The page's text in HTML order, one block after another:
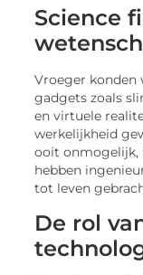
Science
Vroeger konden
gadgets zoals
en virtuele
werkelijkheid
ooit onmogelijk,
hebben
tot leven
De rol